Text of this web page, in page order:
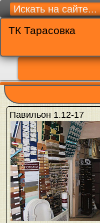
ТК Тарасовка
Павильон 1.12-17